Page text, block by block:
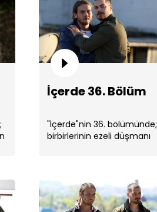
35. Bölüm
İçerde 36. Bölüm
"İçerde"nin 36. bölümünde;
birbirlerinin ezeli düşmanı